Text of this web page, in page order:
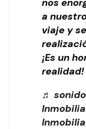
a
viaje y
¡Es un
realidad!
♬